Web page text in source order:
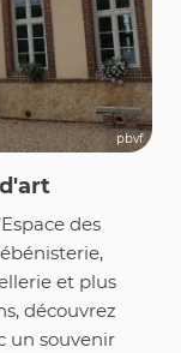
pbvf
des
et plus
découvrez
un souvenir